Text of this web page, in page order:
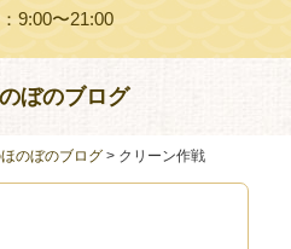
9:00〜21:00
ぼのブログ
のぼのブログ > クリーン作戦